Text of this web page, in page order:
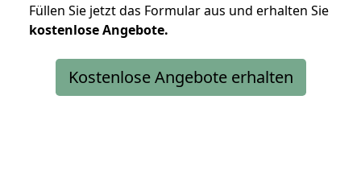
Füllen Sie jetzt das Formular aus und erhalten Sie
kostenloseAngebote.
Kostenlose Angebote erhalten